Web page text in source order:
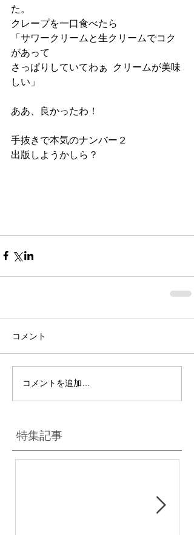
た。
クレープを一口食べたら
「サワークリームと生クリームでコク
があって
さっぱりしていてわぁ  クリームが美味
しい」
ああ、良かったわ！
手抜きで本気のナンバー２
出版しようかしら？
コメント
コメントを追加…
特集記事